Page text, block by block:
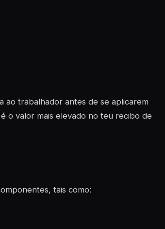
ao trabalhador antes de se aplicarem
o valor mais elevado no teu recibo de
tais como: